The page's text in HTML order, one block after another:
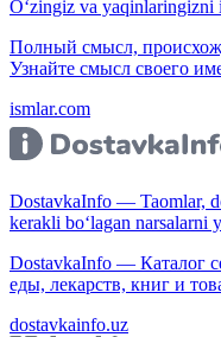
O‘zingiz va yaqinlaringizni
Полный смысл,
Узнайте смысл своего
ismlar.com
DostavkaInfo — Taomlar,
kerakli bo‘lagan narsalarni
DostavkaInfo — Каталог
еды, лекарств, книг и
dostavkainfo.uz